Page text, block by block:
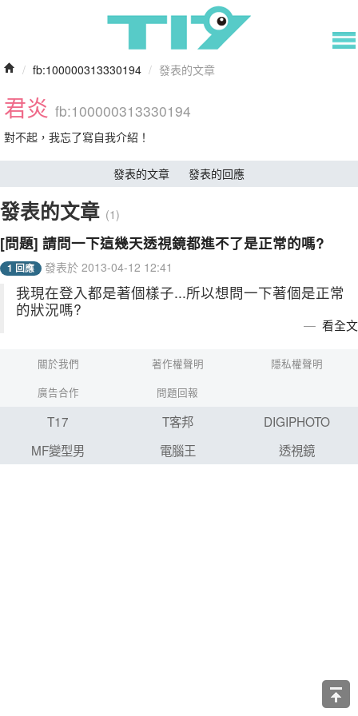
/ fb:100000313330194 / 發表的文章
君炎 fb:100000313330194
對不起，我忘了寫自我介紹！
發表的文章 發表的回應
發表的文章 (1)
[問題] 請問一下這幾天透視鏡都進不了是正常的嗎?
1 回應 發表於 2013-04-12 12:41
我現在登入都是著個樣子...所以想問一下著個是正常
的狀況嗎?
看全文
關於我們 著作權聲明
隱私權聲明
廣告合作
問題回報
T17 T客邦
DIGIPHOTO
MF變型男
電腦王 透視鏡